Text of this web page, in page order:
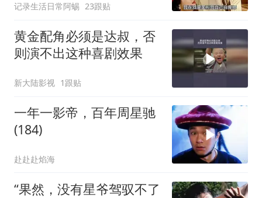
记录生活日常阿蜴 23跟贴
黄金配角必须是达叔，否
则演不出这种喜剧效果
新大陆影视 1跟贴
一年一影帝，百年周星驰
(184)
赴赴赴焰海
“果然，没有星爷驾驭不了